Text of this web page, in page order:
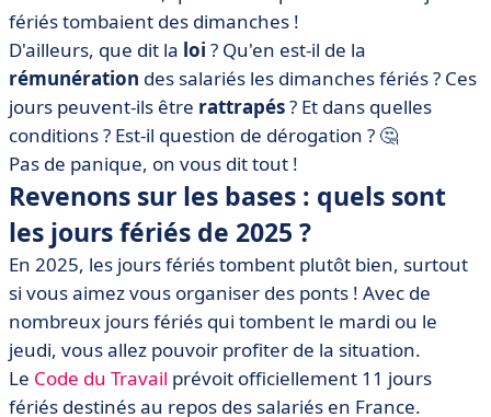
chômées
• S'aider d'un logiciel, et pourquoi pas ?
• Les jours fériés le dimanche, on rattrape ?
fériés tombaient des dimanches !
D'ailleurs, que dit la loi ? Qu'en est-il de la
rémunération des salariés les dimanches fériés ? Ces
jours peuvent-ils être rattrapés? Et dans quelles
conditions ? Est-il question de dérogation ? 🤔
Pas de panique, on vous dit tout !
Revenons sur les bases : quels sont
les jours fériés de 2025 ?
En 2025, les jours fériés tombent plutôt bien, surtout
si vous aimez vous organiser des ponts ! Avec de
nombreux jours fériés qui tombent le mardi ou le
jeudi, vous allez pouvoir profiter de la situation.
Le Code du Travail prévoit officiellement 11 jours
fériés destinés au repos des salariés en France.